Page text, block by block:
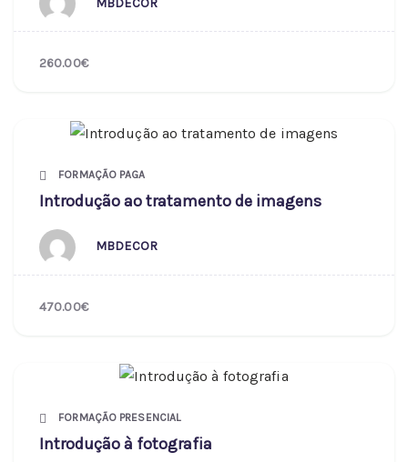
MBDECOR
260.00€
FORMAÇÃO PAGA
Introdução ao tratamento de imagens
MBDECOR
470.00€
FORMAÇÃO PRESENCIAL
Introdução à fotografia